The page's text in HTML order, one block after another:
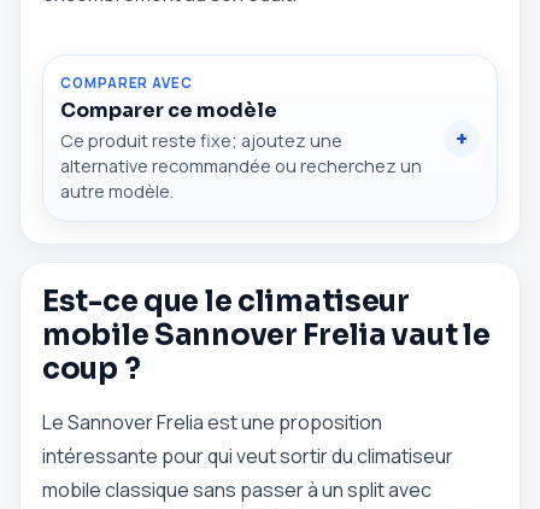
COMPARER AVEC
Comparer ce modèle
Ce produit reste fixe; ajoutez une
alternative recommandée ou recherchez un
autre modèle.
Est-ce que le climatiseur
mobile Sannover Frelia vaut le
coup ?
Le Sannover Frelia est une proposition
intéressante pour qui veut sortir du climatiseur
mobile classique sans passer à un split avec